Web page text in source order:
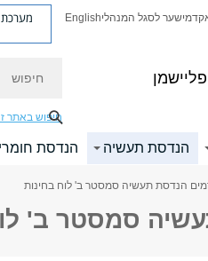
שער לסגל המנהליEnglish מערכת
חיפוש באתר
הנדסת תעשיה הנדסת
הנדסת תעשיה סמסטר ב' לוח בחינות
סמסטר ב'